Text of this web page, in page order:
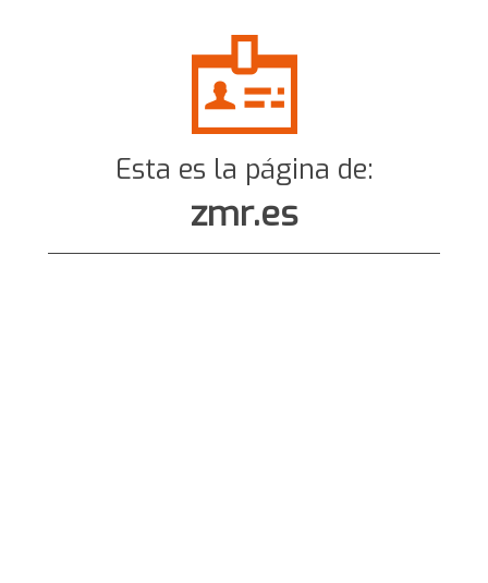
Esta es la página de:
zmr.es